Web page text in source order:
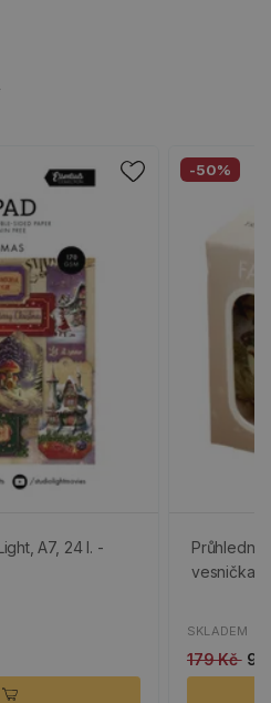
A7, 24 l. -
-50%
Průhledné
vesnička
SKLADEM
179 Kč 90